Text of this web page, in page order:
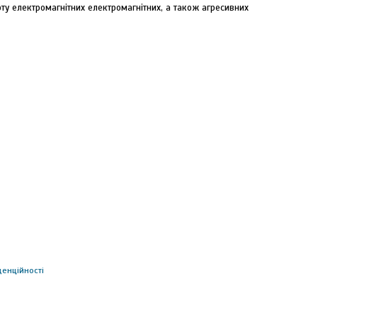
електромагнітних, а також агресивних